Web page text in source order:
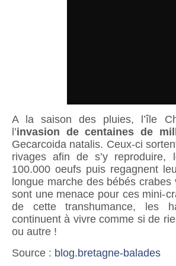
A la saison des pluies, l’île
l’invasion de centaines de
Gecarcoida natalis. Ceux-ci
rivages afin de s’y reproduire,
100.000 oeufs puis regagnent
longue marche des bébés
sont une menace pour ces mini-
de cette transhumance, les
continuent à vivre comme si de
ou autre !
Source : blog.bretagne-balades